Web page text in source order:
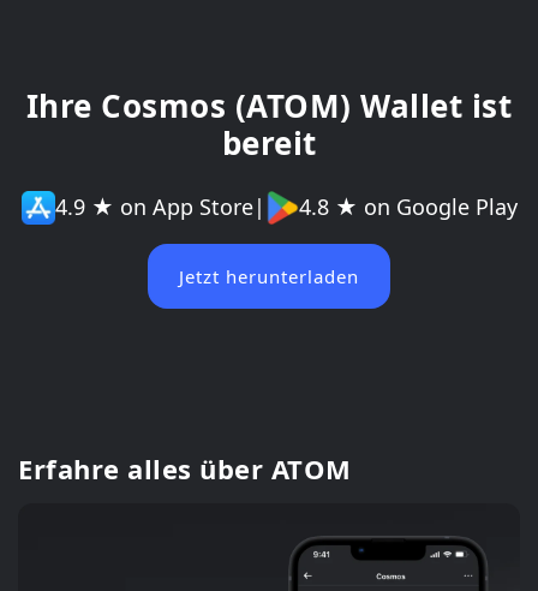
Ihre Cosmos (ATOM) Wallet ist
bereit
4.9 ★ on App Store| 4.8 ★ on Google Play
Jetzt herunterladen
Erfahre alles über ATOM